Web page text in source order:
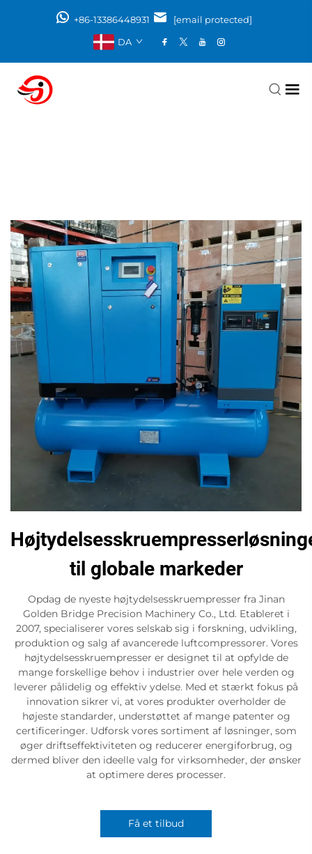
+86-13386448931
[email protected]
DA
til globale markeder
Opdag de nyeste højtydelsesskruempresser fra Jinan
Golden Bridge Precision Machinery Co., Ltd. Etableret i
2007, specialiserer vores selskab sig i forskning, udvikling,
produktion og salg af avancerede luftcompressorer. Vores
højtydelsesskruempresser er designet til at opfylde de
mange forskellige behov i industrier over hele verden og
leverer pålidelig og effektiv ydelse. Med et stærkt fokus på
innovation sikrer vi, at vores produkter overholder de
højeste standarder, understøttet af mange patenter og
certificeringer. Udforsk vores sortiment af løsninger, som
øger driftseffektiviteten og reducerer energiforbrug, og
dermed bliver den ideelle valg for virksomheder, der ønsker
at optimere deres processer.
Få et tilbud